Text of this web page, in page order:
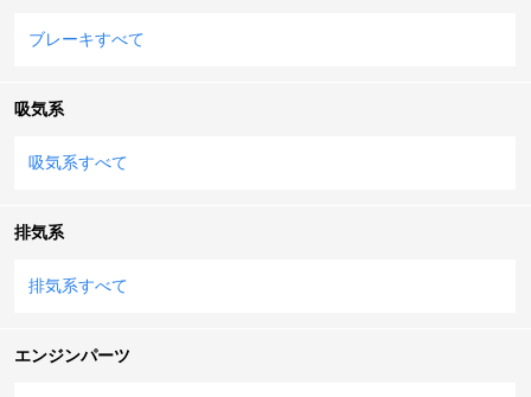
ブレーキすべて
吸気系
吸気系すべて
排気系
排気系すべて
エンジンパーツ